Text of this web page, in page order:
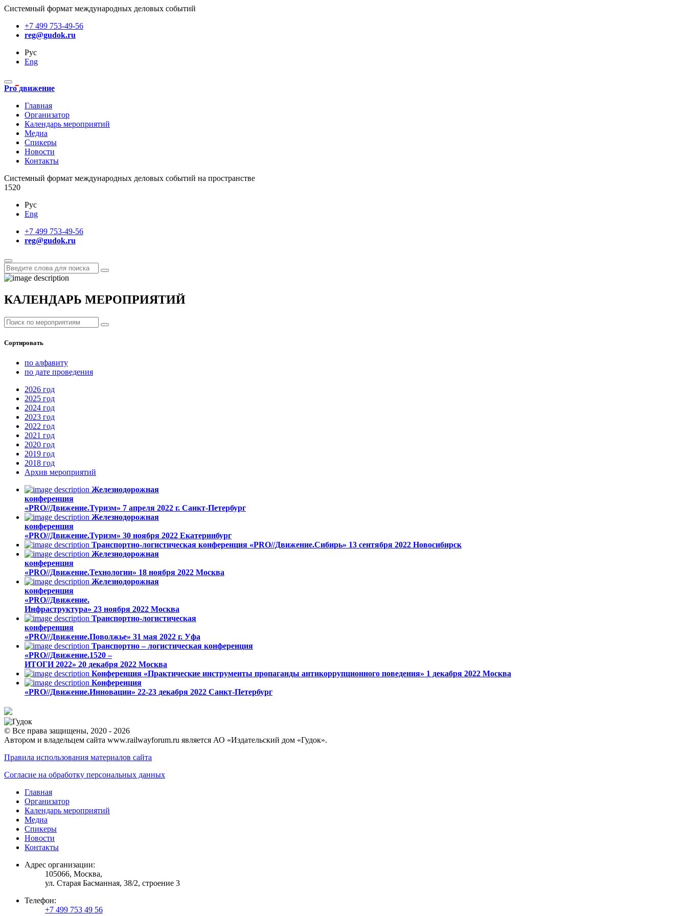
Системный формат международных деловых событий
+7 499 753-49-56
reg@gudok.ru
Рус
Eng
Pro движение
Главная
Организатор
Календарь мероприятий
Медиа
Спикеры
Новости
Контакты
Cистемный формат международных деловых событий на пространстве
1520
Рус
Eng
+7 499 753-49-56
reg@gudok.ru
КАЛЕНДАРЬ МЕРОПРИЯТИЙ
Сортировать
по алфавиту
по дате проведения
2026 год
2025 год
2024 год
2023 год
2022 год
2021 год
2020 год
2019 год
2018 год
Архив мероприятий
Железнодорожная
конференция
«PRO//Движение.Туризм» 7 апреля 2022 г. Санкт-Петербург
Железнодорожная
конференция
«PRO//Движение.Туризм» 30 ноября 2022 Екатеринбург
Транспортно-логистическая конференция «PRO//Движение.Сибирь» 13 cентября 2022 Новосибирск
Железнодорожная
конференция
«PRO//Движение.Технологии» 18 ноября 2022 Москва
Железнодорожная
конференция
«PRO//Движение.
Инфраструктура» 23 ноября 2022 Москва
Транспортно-логистическая
конференция
«PRO//Движение.Поволжье» 31 мая 2022 г. Уфа
Транспортно – логистическая конференция
«PRO//Движение.1520 –
ИТОГИ 2022» 20 декабря 2022 Москва
Конференция «Практические инструменты пропаганды антикоррупционного поведения» 1 декабря 2022 Москва
Конференция
«PRO//Движение.Инновации» 22-23 декабря 2022 Санкт-Петербург
© Все права защищены, 2020 - 2026
Автором и владельцем сайта www.railwayforum.ru является АО «Издательский дом «Гудок».
Правила использования материалов сайта
Согласие на обработку персональных данных
Главная
Организатор
Календарь мероприятий
Медиа
Спикеры
Новости
Контакты
Адрес организации:
105066, Москва,
ул. Старая Басманная, 38/2, строение 3
Телефон:
+7 499 753 49 56